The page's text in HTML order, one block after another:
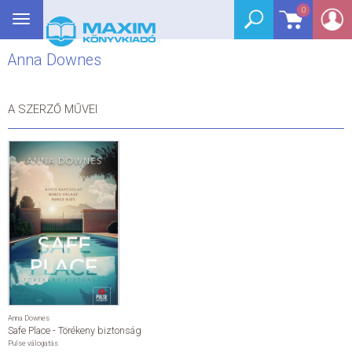
0
Toggle
navigation
Anna Downes
A SZERZŐ MŰVEI
Anna Downes
Safe Place - Törékeny biztonság
Pulse válogatás
BEJELENTKEZÉS
SEGÉDKÖNYV
GRIMM SZÓTÁR
DREAM KÖNYVEK
E-KÖNYVEK
AKCIÓ
SEGÍTHETEK?
HÍREK